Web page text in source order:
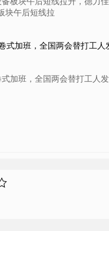
块午后短线拉
加班，全国两会替打工人